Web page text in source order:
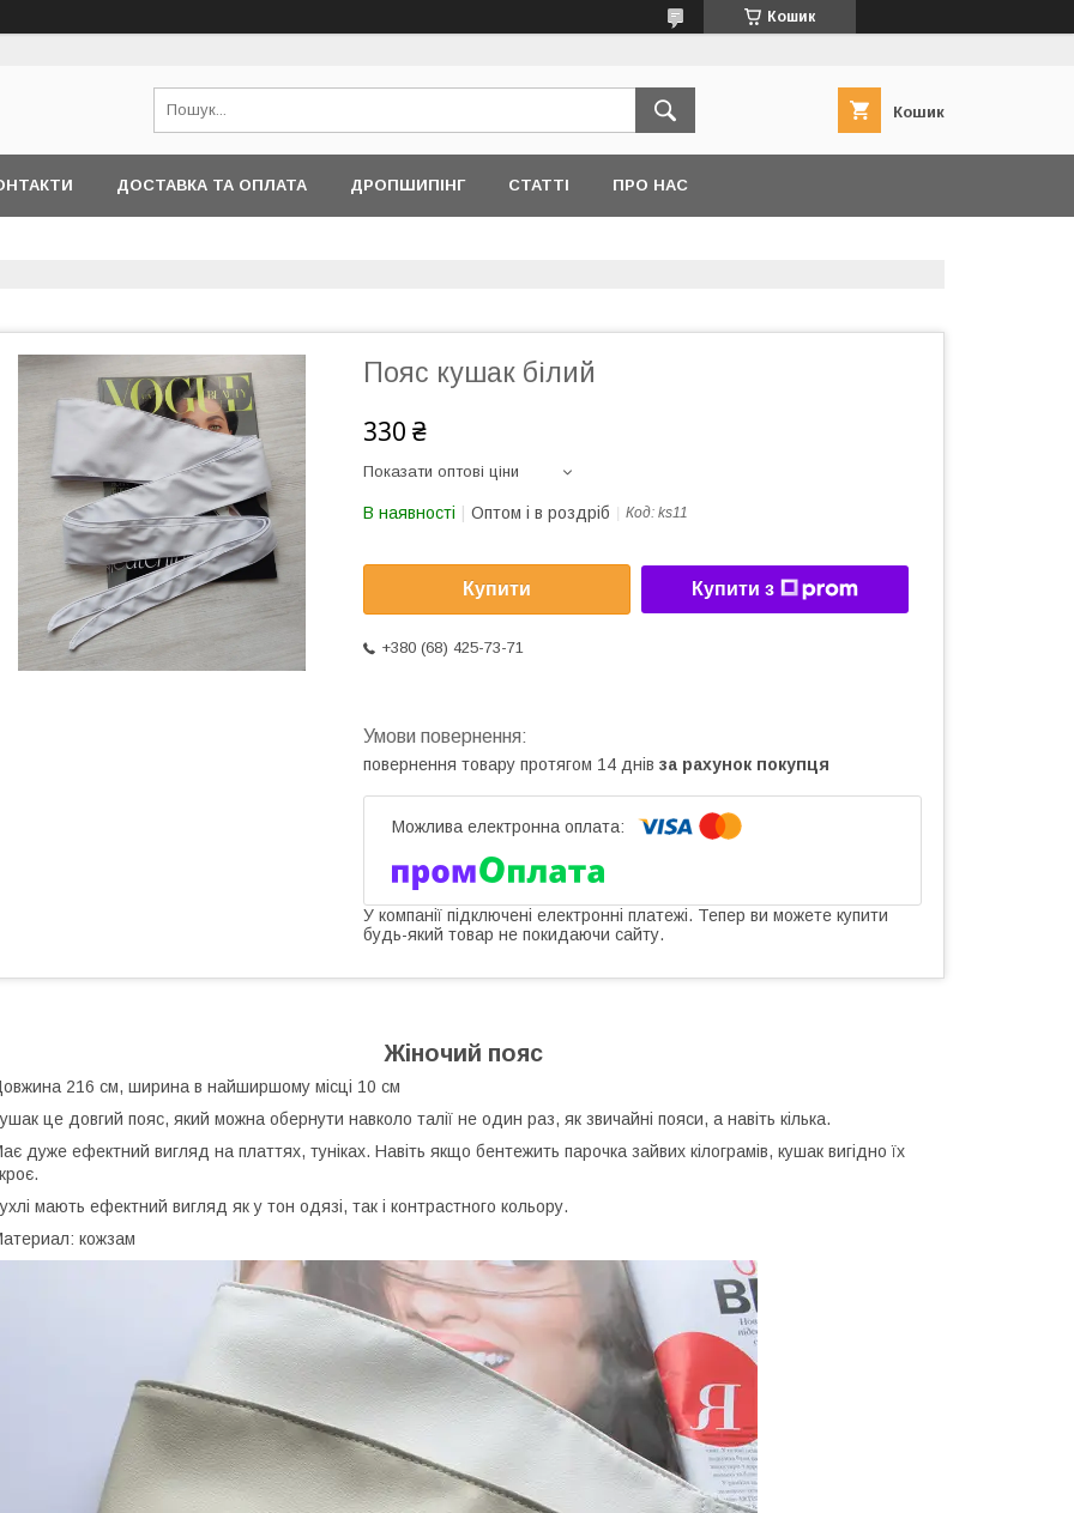
Кошик
Кошик
ДОСТАВКА ТА ОПЛАТА ДРОПШИПІНГ СТАТТІ ПРО НАС
Пояс кушак білий
330 ₴
Показати оптові ціни
В наявності Оптом і в роздріб Код: ks11
Купити Купити з
+380 (68) 425-73-71
повернення товару протягом 14 днів за рахунок покупця
У компанії підключені електронні платежі. Тепер ви можете купити
будь-який товар не покидаючи сайту.
Жіночий пояс
216 см, ширина в найширшому місці 10 см
це довгий пояс, який можна обернути навколо талії не один раз, як звичайні пояси, а навіть кілька.
дуже ефектний вигляд на платтях, туніках. Навіть якщо бентежить парочка зайвих кілограмів, кушак вигідно їх
мають ефектний вигляд як у тон одязі, так і контрастного кольору.
кожзам